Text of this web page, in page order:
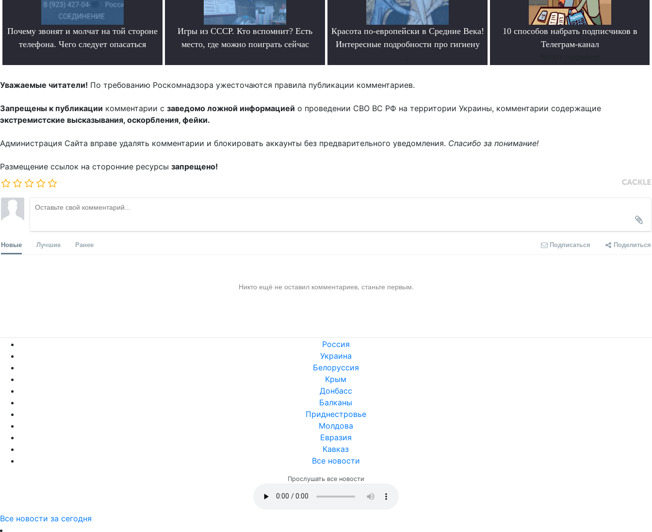
Почему звонят и молчат на той стороне
телефона. Чего следует опасаться
Игры из СССР. Кто вспомнит? Есть
место, где можно поиграть сейчас
Красота по-европейски в Средние Века!
Интересные подробности про гигиену
10 способов набрать подписчиков в
Телеграм-канал
Уважаемые читатели! По требованию Роскомнадзора ужесточаются правила публикации комментариев.
Запрещены к публикации комментарии с заведомо ложной информацией о проведении СВО ВС РФ на территории Украины, комментарии содержащие
экстремистские высказывания, оскорбления, фейки.
Администрация Сайта вправе удалять комментарии и блокировать аккаунты без предварительного уведомления. Спасибо за понимание!
Размещение ссылок на сторонние ресурсы запрещено!
Новые Лучшие Ранее Подписаться Поделиться
Никто ещё не оставил комментариев, станьте первым.
Россия
Украина
Белоруссия
Крым
Донбасс
Балканы
Приднестровье
Молдова
Евразия
Кавказ
Все новости
Прослушать все новости
Все новости за сегодня